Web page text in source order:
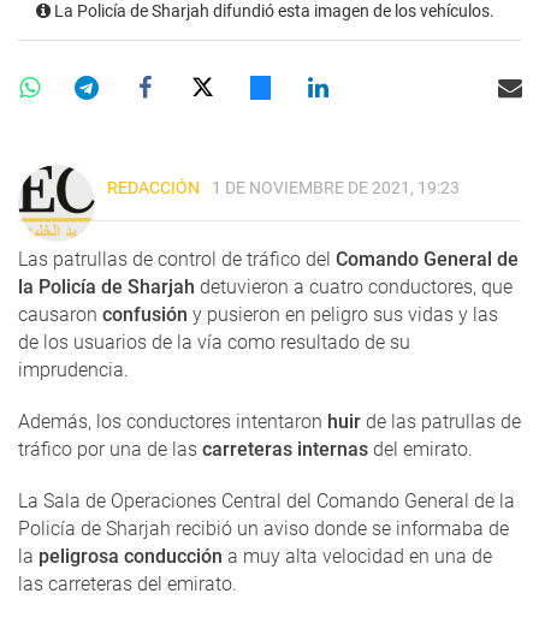
La Policía de Sharjah difundió esta imagen de los vehículos.
REDACCIÓN 1 DE NOVIEMBRE DE 2021, 19:23
Las patrullas de control de tráfico del Comando General de
la Policía de Sharjah detuvieron a cuatro conductores, que
causaron confusión y pusieron en peligro sus vidas y las
de los usuarios de la vía como resultado de su
imprudencia.
Además, los conductores intentaron huir de las patrullas de
tráfico por una de las carreteras internas del emirato.
La Sala de Operaciones Central del Comando General de la
Policía de Sharjah recibió un aviso donde se informaba de
la peligrosa conducción a muy alta velocidad en una de
las carreteras del emirato.